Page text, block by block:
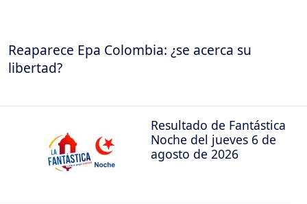
Reaparece Epa Colombia: ¿se acerca su
libertad?
Resultado de Fantástica
Noche del jueves 6 de
agosto de 2026